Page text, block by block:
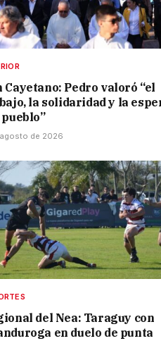
Cayetano: Pedro valoró “el
la solidaridad y la
agosto de 2026
del Nea: Taraguy con
en duelo de punta